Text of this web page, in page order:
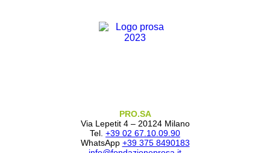
PRO.SA
Via Lepetit 4 – 20124 Milano
Tel. +39 02 67.10.09.90
WhatsApp +39 375 8490183